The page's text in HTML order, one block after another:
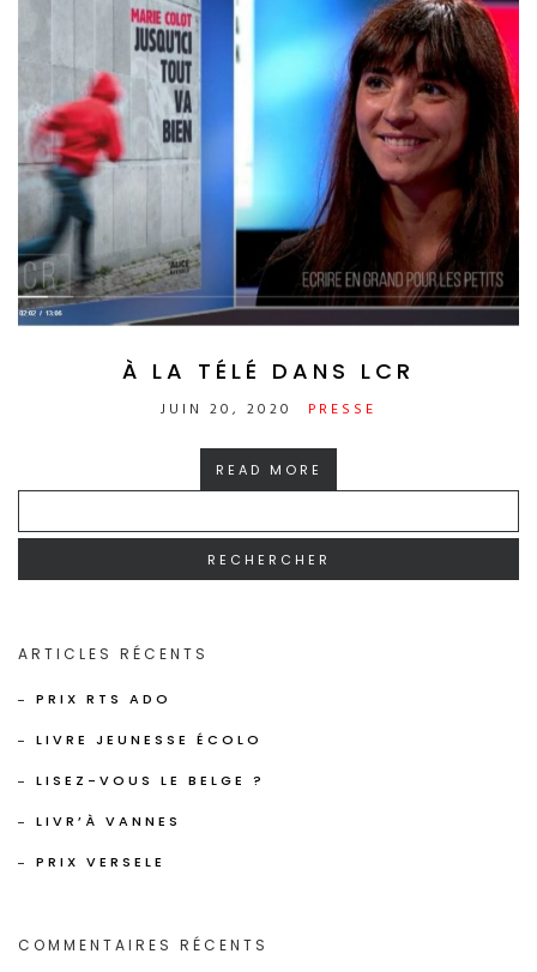
À LA TÉLÉ DANS LCR
JUIN 20, 2020 PRESSE
READ MORE
RECHERCHER :
ARTICLES RÉCENTS
PRIX RTS ADO
LIVRE JEUNESSE ÉCOLO
LISEZ-VOUS LE BELGE ?
LIVR’À VANNES
PRIX VERSELE
COMMENTAIRES RÉCENTS